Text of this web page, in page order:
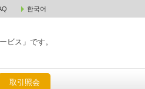
한국어
ビス」です。
取引照会
取引照会